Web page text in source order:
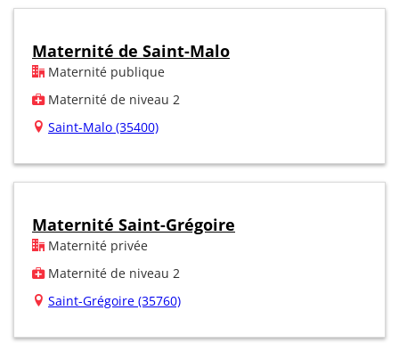
Maternité de Saint-Malo
Maternité publique
Maternité de niveau 2
Saint-Malo (35400)
Maternité Saint-Grégoire
Maternité privée
Maternité de niveau 2
Saint-Grégoire (35760)